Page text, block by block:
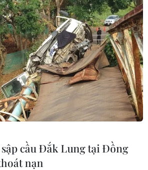
cầu Đắk Lung tại Đồng
nạn